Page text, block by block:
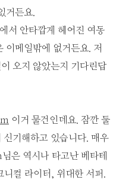
거든요.
서 안타깝게 헤어진 여동
이메일밖에 없거든요. 저
오지 않았는지 기다린답
이거 물건인데요. 잠깐 둘
신기해하고 있습니다. 매우
은 역시나 타고난 베타테
컬 라이터, 위대한 서퍼.